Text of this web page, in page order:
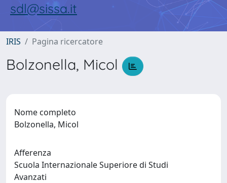
sdl@sissa.it
IRIS Pagina ricercatore
Bolzonella, Micol
Nome completo
Bolzonella, Micol
Afferenza
Scuola Internazionale Superiore di Studi
Avanzati